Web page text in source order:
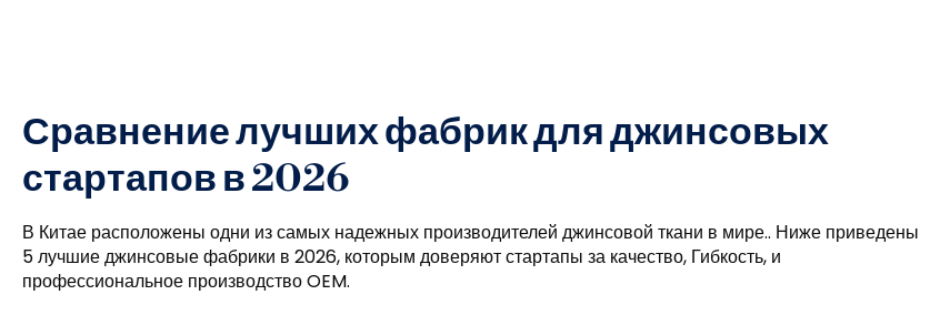
Сравнение лучших фабрик для джинсовых
стартапов в 2026
В Китае расположены одни из самых надежных производителей джинсовой ткани в мире.. Ниже приведены
5 лучшие джинсовые фабрики в 2026, которым доверяют стартапы за качество, Гибкость, и
профессиональное производство OEM.